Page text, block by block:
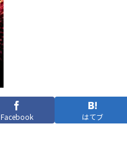
Facebook はてブ